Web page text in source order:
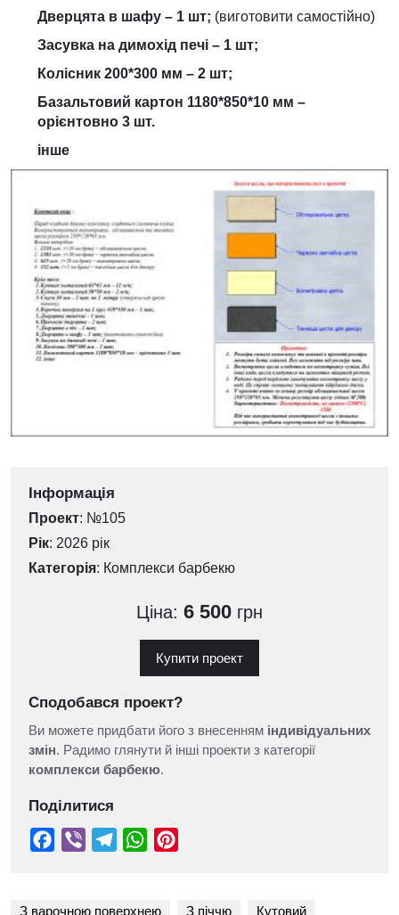
Дверцята в шафу – 1 шт; (виготовити самостійно)
Засувка на димохід печі – 1 шт;
Колісник 200*300 мм – 2 шт;
Базальтовий картон 1180*850*10 мм –
орієнтовно 3 шт.
інше
Інформація
Проект: №105
Рік: 2026 рік
Категорія: Комплекси барбекю
Ціна: 6 500 грн
Купити проект
Сподобався проект?
Ви можете придбати його з внесенням індивідуальних
змін. Радимо глянути й інші проекти з категорії
комплекси барбекю.
Поділитися
З варочною поверхнею З піччю Кутовий